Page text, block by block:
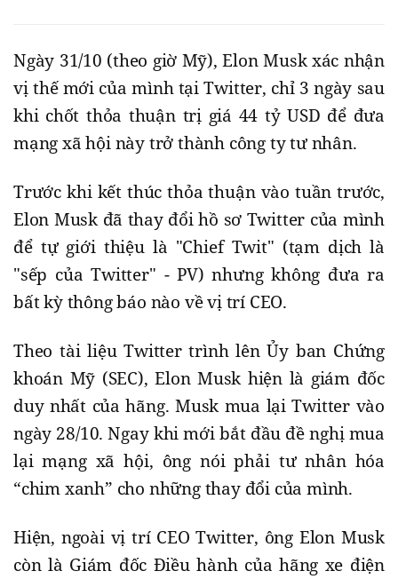
Ngày 31/10 (theo giờ Mỹ), Elon Musk xác nhận
vị thế mới của mình tại Twitter, chỉ 3 ngày sau
khi chốt thỏa thuận trị giá 44 tỷ USD để đưa
mạng xã hội này trở thành công ty tư nhân.
Trước khi kết thúc thỏa thuận vào tuần trước,
Elon Musk đã thay đổi hồ sơ Twitter của mình
để tự giới thiệu là "Chief Twit" (tạm dịch là
"sếp của Twitter" - PV) nhưng không đưa ra
bất kỳ thông báo nào về vị trí CEO.
Theo tài liệu Twitter trình lên Ủy ban Chứng
khoán Mỹ (SEC), Elon Musk hiện là giám đốc
duy nhất của hãng. Musk mua lại Twitter vào
ngày 28/10. Ngay khi mới bắt đầu đề nghị mua
lại mạng xã hội, ông nói phải tư nhân hóa
“chim xanh” cho những thay đổi của mình.
Hiện, ngoài vị trí CEO Twitter, ông Elon Musk
còn là Giám đốc Điều hành của hãng xe điện